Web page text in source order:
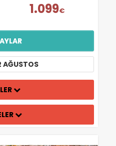
1.099€
AĞUSTOS